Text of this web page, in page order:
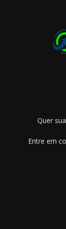
Quer
Entre em